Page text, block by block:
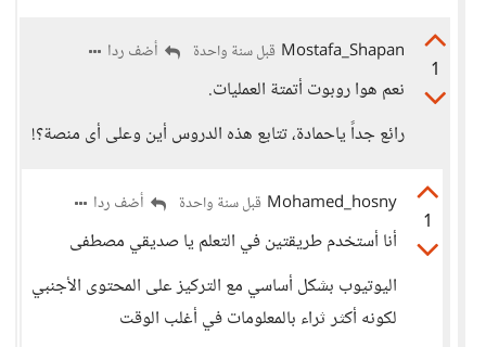
1
Mostafa_Shapan قبل سنة واحدة أضف ردا
نعم هوا روبوت أتمتة العمليات.
رائع جداً ياحمادة، تتابع هذه الدروس أين وعلى أى منصة؟!
1
Mohamed_hosny قبل سنة واحدة أضف ردا
أنا أستخدم طريقتين في التعلم يا صديقي مصطفى
اليوتيوب بشكل أساسي مع التركيز على المحتوى الأجنبي
لكونه أكثر ثراء بالمعلومات في أغلب الوقت